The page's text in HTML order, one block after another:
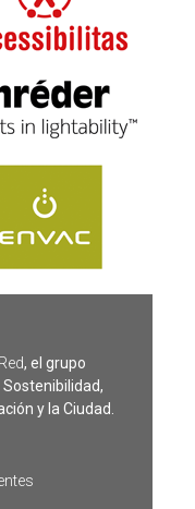
, el grupo
y la Ciudad.